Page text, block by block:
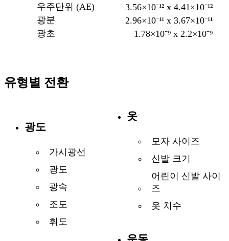
우주단위 (AE)
3.56×10⁻¹² x 4.41×10⁻¹²
광분
2.96×10⁻¹¹ x 3.67×10⁻¹¹
광초
1.78×10⁻⁹ x 2.2×10⁻⁹
유형별 전환
광도
가시광선
광도
광속
조도
휘도
옷
모자 사이즈
신발 크기
어린이 신발 사이
즈
옷 치수